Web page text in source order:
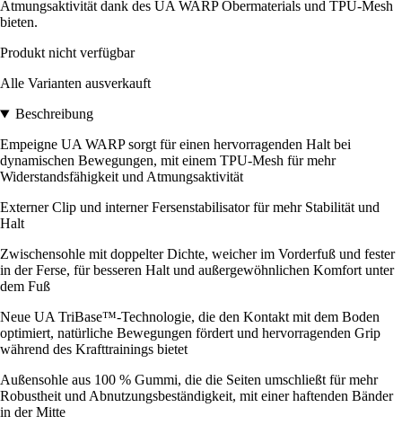
Atmungsaktivität dank des UA WARP Obermaterials und TPU-Mesh
bieten.
Produkt nicht verfügbar
Alle Varianten ausverkauft
Beschreibung
Empeigne UA WARP sorgt für einen hervorragenden Halt bei
dynamischen Bewegungen, mit einem TPU-Mesh für mehr
Widerstandsfähigkeit und Atmungsaktivität
Externer Clip und interner Fersenstabilisator für mehr Stabilität und
Halt
Zwischensohle mit doppelter Dichte, weicher im Vorderfuß und fester
in der Ferse, für besseren Halt und außergewöhnlichen Komfort unter
dem Fuß
Neue UA TriBase™-Technologie, die den Kontakt mit dem Boden
optimiert, natürliche Bewegungen fördert und hervorragenden Grip
während des Krafttrainings bietet
Außensohle aus 100 % Gummi, die die Seiten umschließt für mehr
Robustheit und Abnutzungsbeständigkeit, mit einer haftenden Bänder
in der Mitte